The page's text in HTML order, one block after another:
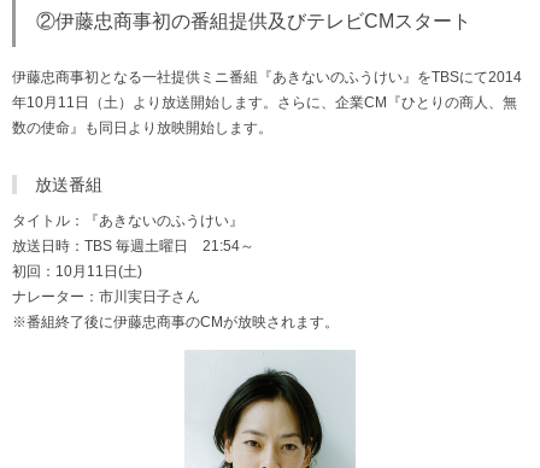
②伊藤忠商事初の番組提供及びテレビCMスタート
伊藤忠商事初となる一社提供ミニ番組『あきないのふうけい』をTBSにて2014
年10月11日（土）より放送開始します。さらに、企業CM『ひとりの商人、無
数の使命』も同日より放映開始します。
放送番組
タイトル：『あきないのふうけい』
放送日時：TBS 毎週土曜日 21:54～
初回：10月11日(土)
ナレーター：市川実日子さん
※番組終了後に伊藤忠商事のCMが放映されます。